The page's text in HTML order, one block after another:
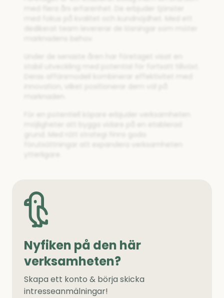
Nyfiken på den här
verksamheten?
Skapa ett konto & börja skicka
intresseanmälningar!